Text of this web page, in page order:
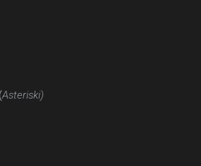
Asteriski)